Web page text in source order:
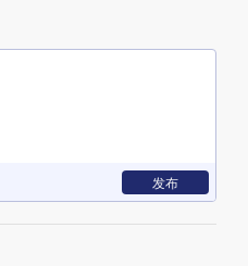
发布